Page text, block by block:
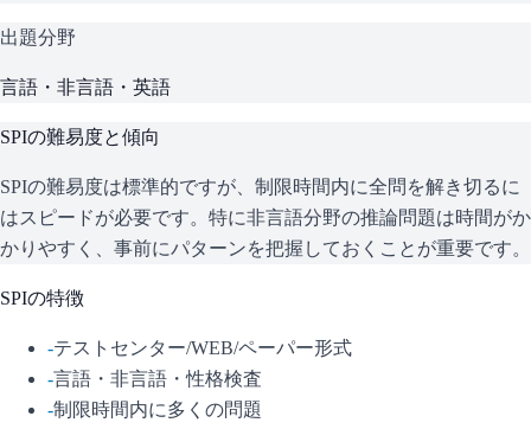
出題分野
言語・非言語・英語
SPIの難易度と傾向
SPIの難易度は標準的ですが、制限時間内に全問を解き切るに
はスピードが必要です。特に非言語分野の推論問題は時間がか
かりやすく、事前にパターンを把握しておくことが重要です。
SPIの特徴
-テストセンター/WEB/ペーパー形式
-言語・非言語・性格検査
-制限時間内に多くの問題